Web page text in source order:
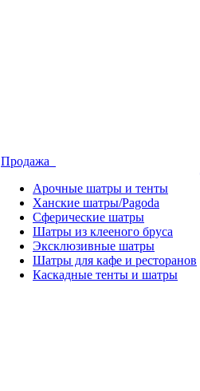
Продажа
Арочные шатры и тенты
Ханские шатры/Pagoda
Сферические шатры
Шатры из клееного бруса
Эксклюзивные шатры
Шатры для кафе и ресторанов
Каскадные тенты и шатры